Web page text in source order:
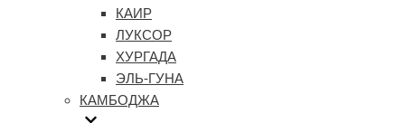
КАИР
ЛУКСОР
ХУРГАДА
ЭЛЬ-ГУНА
КАМБОДЖА